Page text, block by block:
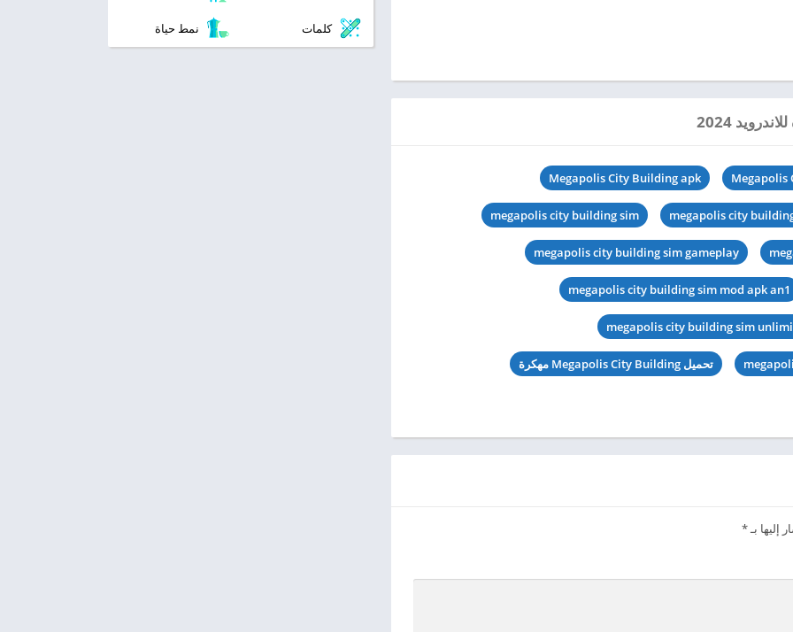
Megapolis
Megapolis City Building apk
megapolis city
megapolis city building sim
megapolis city building sim gameplay
megapolis city building sim mod apk an1
megapolis city building sim
تحميل Megapolis City Building مهكرة
إليها بـ*
كلمات نمط حياة